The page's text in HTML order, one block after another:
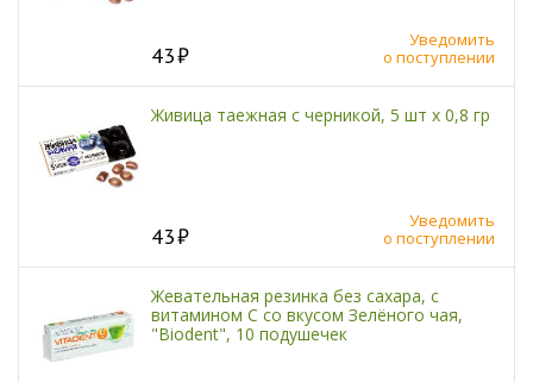
43
Уведомить
о поступлении
Живица таежная с черникой, 5 шт х 0,8 гр
43
Уведомить
о поступлении
Жевательная резинка без сахара, с
витамином С со вкусом Зелёного чая,
"Biodent", 10 подушечек